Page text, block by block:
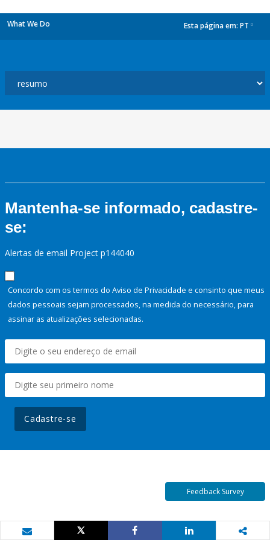
What We Do Esta página em: PT
Mantenha-se informado, cadastre-
se:
Alertas de email Project p144040
Concordo com os termos do Aviso de Privacidade e consinto que meus
dados pessoais sejam processados, na medida do necessário, para
assinar as atualizações selecionadas.
Cadastre-se
Feedback Survey